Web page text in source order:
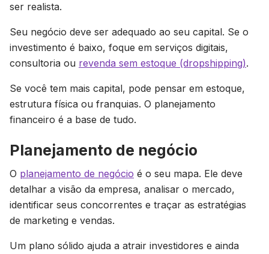
ser realista.
Seu negócio deve ser adequado ao seu capital. Se o
investimento é baixo, foque em serviços digitais,
consultoria ou revenda sem estoque (dropshipping).
Se você tem mais capital, pode pensar em estoque,
estrutura física ou franquias. O planejamento
financeiro é a base de tudo.
Planejamento de negócio
O planejamento de negócio é o seu mapa. Ele deve
detalhar a visão da empresa, analisar o mercado,
identificar seus concorrentes e traçar as estratégias
de marketing e vendas.
Um plano sólido ajuda a atrair investidores e ainda